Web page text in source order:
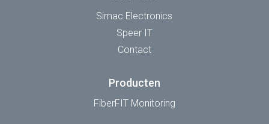
Simac Electronics
Speer IT
Contact
Producten
FiberFIT Monitoring